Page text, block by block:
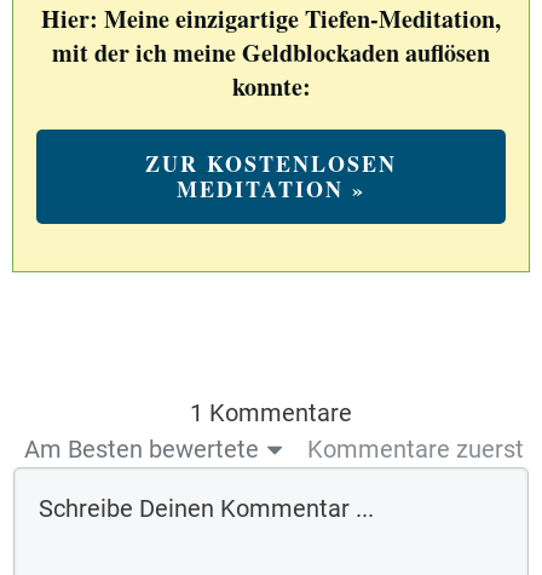
Hier: Meine einzigartige Tiefen-Meditation,
mit der ich meine Geldblockaden auflösen
konnte:
ZUR KOSTENLOSEN
MEDITATION »
1 Kommentare
Am Besten bewertete
Kommentare zuerst